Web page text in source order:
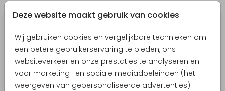
Deze website maakt gebruik van cookies
Wij gebruiken cookies en vergelijkbare technieken om
een betere gebruikerservaring te bieden, ons
websiteverkeer en onze prestaties te analyseren en
voor marketing- en sociale mediadoeleinden (het
weergeven van gepersonaliseerde advertenties).